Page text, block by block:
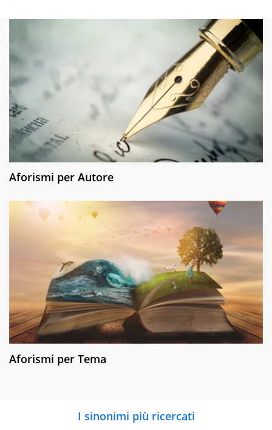
Aforismi per Autore
Aforismi per Tema
I sinonimi più ricercati